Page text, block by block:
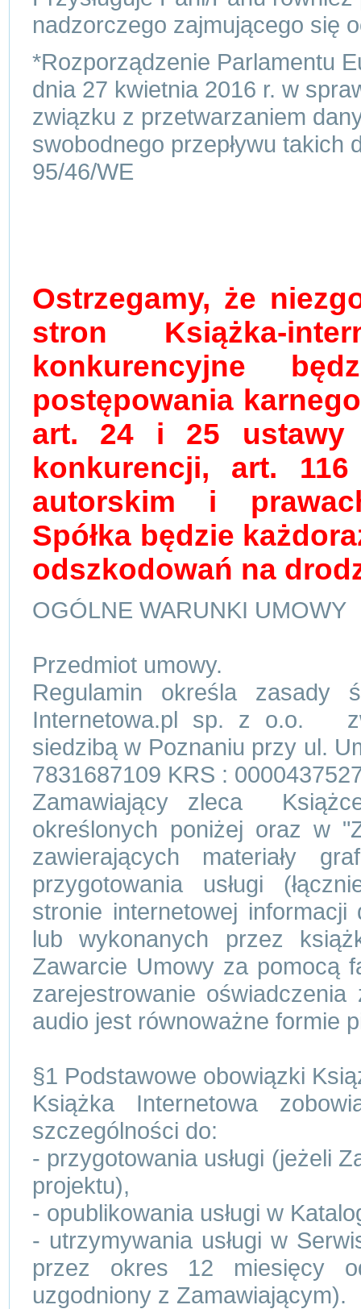
nadzorczego zajmującego się
*Rozporządzenie Parlamentu
dnia 27 kwietnia 2016 r. w
związku z przetwarzaniem
swobodnego przepływu
95/46/WE
Ostrzegamy, że
stron Książka-
konkurencyjne
postępowania
art. 24 i 25 ustawy
konkurencji, art.
autorskim i
Spółka będzie
odszkodowań na
OGÓLNE WARUNKI UMOWY
Przedmiot umowy.
Regulamin określa zasady
Internetowa.pl sp. z o.o.
siedzibą w Poznaniu przy ul.
7831687109 KRS :
Zamawiający zleca
określonych poniżej oraz w
zawierających materiały
przygotowania usługi
stronie internetowej
lub wykonanych przez
Zawarcie Umowy za pomocą
zarejestrowanie
audio jest równoważne formie
§1 Podstawowe obowiązki
Książka Internetowa
szczególności do:
- przygotowania usługi (jeżeli
projektu),
- opublikowania usługi w
- utrzymywania usługi w
przez okres 12 miesięcy
uzgodniony z Zamawiającym).